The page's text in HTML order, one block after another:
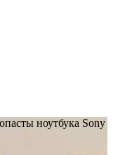
ноутбука Sony